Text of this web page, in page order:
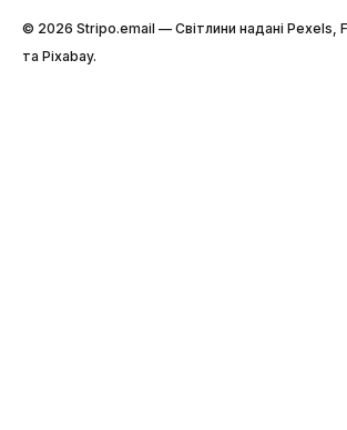
© 2026 Stripо.email — Світлини надані Pexels,
та Pixabay.